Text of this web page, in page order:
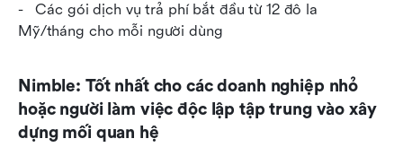
-   Các gói dịch vụ trả phí bắt đầu từ 12 đô la
Mỹ/tháng cho mỗi người dùng
Nimble: Tốt nhất cho các doanh nghiệp nhỏ
hoặc người làm việc độc lập tập trung vào xây
dựng mối quan hệ